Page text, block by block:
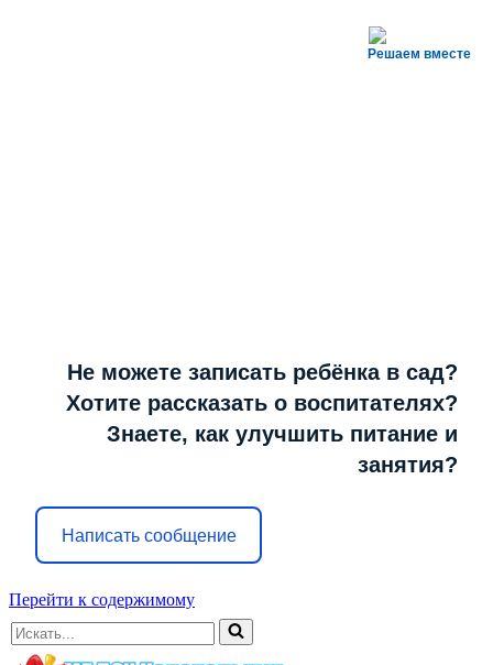
Решаем вместе
Не можете записать ребёнка в сад?
Хотите рассказать о воспитателях?
Знаете, как улучшить питание и
занятия?
Написать сообщение
Перейти к содержимому
Искать...